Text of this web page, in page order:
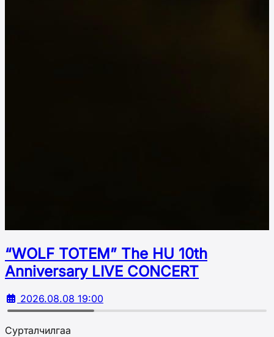
“WOLF TOTEM” The HU 10th
Аnniversary LIVE CONCERT
2026.08.08 19:00
Сурталчилгаа